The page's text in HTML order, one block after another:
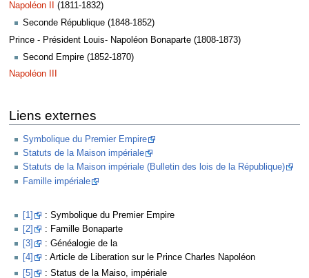
Napoléon II
(1811-1832)
Seconde République (1848-1852)
Prince - Président Louis- Napoléon Bonaparte (1808-1873)
Second Empire (1852-1870)
Napoléon III
Liens externes
Symbolique du Premier Empire
Statuts de la Maison impériale
Statuts de la Maison impériale (Bulletin des lois de la République)
Famille impériale
[1]
: Symbolique du Premier Empire
[2]
: Famille Bonaparte
[3]
: Généalogie de la
[4]
: Article de Liberation sur le Prince Charles Napoléon
[5]
: Status de la Maiso, impériale